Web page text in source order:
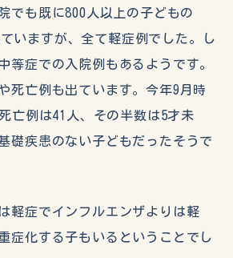
でも既に800人以上の子どもの
いますが、全て軽症例でした。し
等症での入院例もあるようです。
死亡例も出ています。今年9月時
亡例は41人、その半数は5才未
礎疾患のない子どもだったそうで
軽症でインフルエンザよりは軽
症化する子もいるということでし